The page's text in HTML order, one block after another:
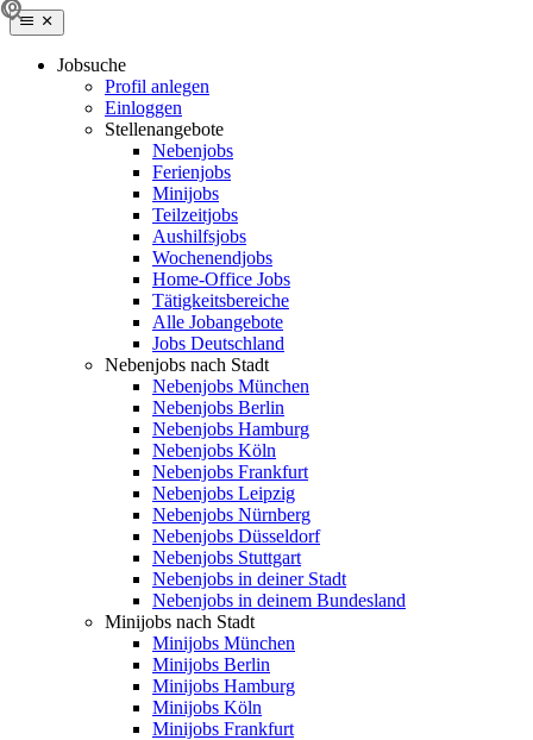
Jobsuche
Profil anlegen
Einloggen
Stellenangebote
Nebenjobs
Ferienjobs
Minijobs
Teilzeitjobs
Aushilfsjobs
Wochenendjobs
Home-Office Jobs
Tätigkeitsbereiche
Alle Jobangebote
Jobs Deutschland
Nebenjobs nach Stadt
Nebenjobs München
Nebenjobs Berlin
Nebenjobs Hamburg
Nebenjobs Köln
Nebenjobs Frankfurt
Nebenjobs Leipzig
Nebenjobs Nürnberg
Nebenjobs Düsseldorf
Nebenjobs Stuttgart
Nebenjobs in deiner Stadt
Nebenjobs in deinem Bundesland
Minijobs nach Stadt
Minijobs München
Minijobs Berlin
Minijobs Hamburg
Minijobs Köln
Minijobs Frankfurt